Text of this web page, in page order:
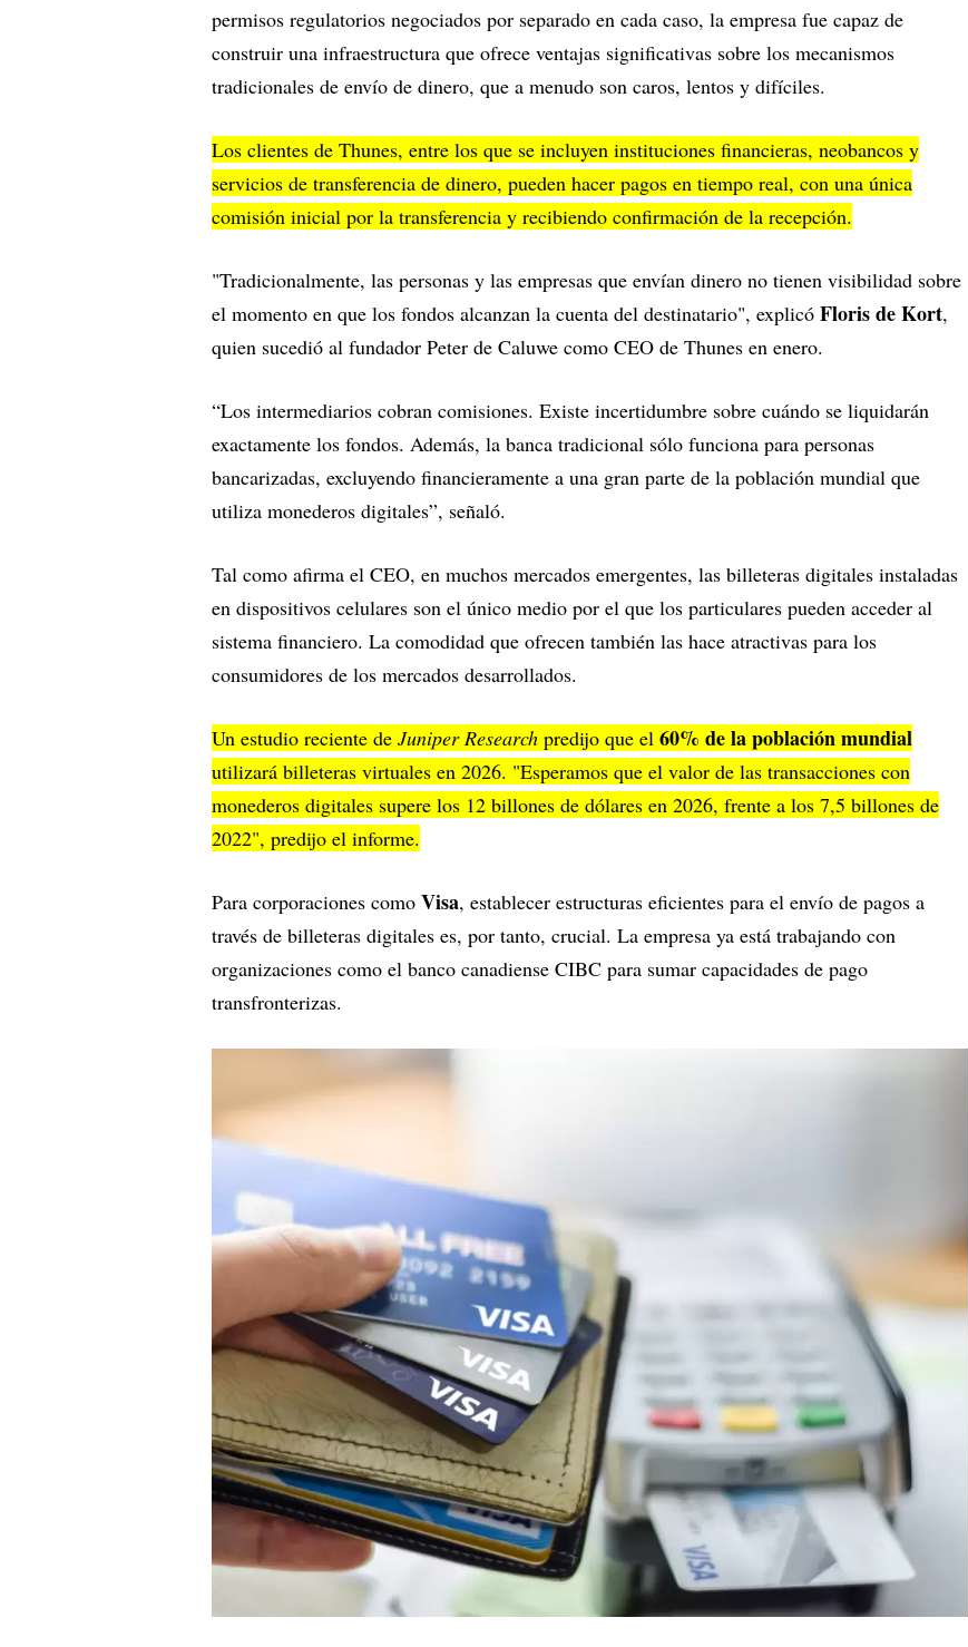
permisos regulatorios negociados por separado en cada caso, la empresa fue capaz de
construir una infraestructura que ofrece ventajas significativas sobre los mecanismos
tradicionales de envío de dinero, que a menudo son caros, lentos y difíciles.
Los clientes de Thunes, entre los que se incluyen instituciones financieras, neobancos y
servicios de transferencia de dinero, pueden hacer pagos en tiempo real, con una única
comisión inicial por la transferencia y recibiendo confirmación de la recepción.
"Tradicionalmente, las personas y las empresas que envían dinero no tienen visibilidad sobre
el momento en que los fondos alcanzan la cuenta del destinatario", explicó Floris de Kort,
quien sucedió al fundador Peter de Caluwe como CEO de Thunes en enero.
“Los intermediarios cobran comisiones. Existe incertidumbre sobre cuándo se liquidarán
exactamente los fondos. Además, la banca tradicional sólo funciona para personas
bancarizadas, excluyendo financieramente a una gran parte de la población mundial que
utiliza monederos digitales”, señaló.
Tal como afirma el CEO, en muchos mercados emergentes, las billeteras digitales instaladas
en dispositivos celulares son el único medio por el que los particulares pueden acceder al
sistema financiero. La comodidad que ofrecen también las hace atractivas para los
consumidores de los mercados desarrollados.
Un estudio reciente de Juniper Research predijo que el 60% de la población mundial
utilizará billeteras virtuales en 2026. "Esperamos que el valor de las transacciones con
monederos digitales supere los 12 billones de dólares en 2026, frente a los 7,5 billones de
2022", predijo el informe.
Para corporaciones como Visa, establecer estructuras eficientes para el envío de pagos a
través de billeteras digitales es, por tanto, crucial. La empresa ya está trabajando con
organizaciones como el banco canadiense CIBC para sumar capacidades de pago
transfronterizas.